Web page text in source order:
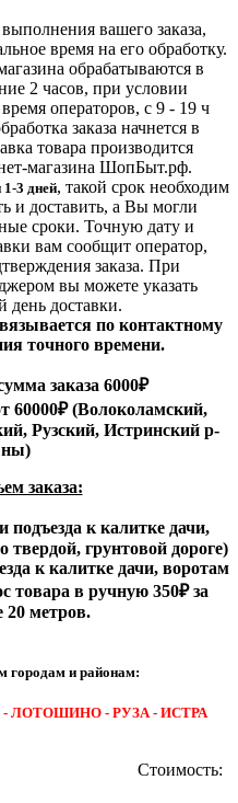
вашего заказа,
время на его обработку.
обрабатываются в
2 часов, при условии
операторов, с 9 - 19 ч
заказа начнется в
товара производится
магазина ШопБыт.рф.
3 дней, такой срок необходим
и доставить, а Вы могли
сроки. Точную дату и
вам сообщит оператор,
заказа. При
вы можете указать
день доставки.
по контактному
точного времени.
заказа 6000₽
60000₽ (Волоколамский,
Рузский, Истринский р-
ны)
заказа:
подъезда к калитке дачи,
твердой, грунтовой дороге)
к калитке дачи, воротам
товара в ручную 350₽ за
метров.
городам и районам:
ЛОТОШИНО - РУЗА - ИСТРА
Стоимость: